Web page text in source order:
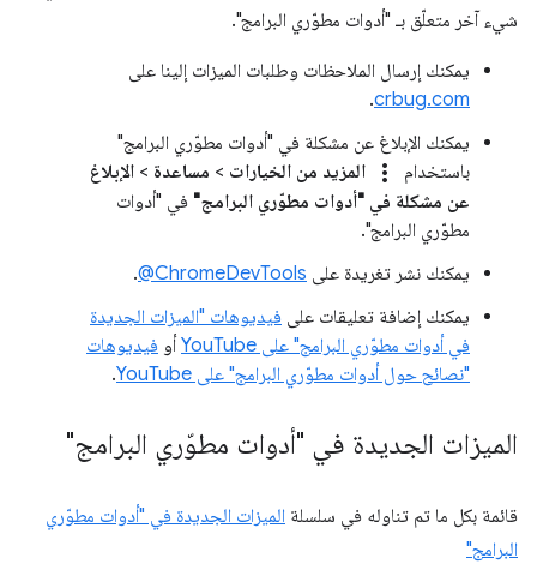
شيء آخر متعلّق بـ "أدوات مطوّري البرامج".
يمكنك إرسال الملاحظات وطلبات الميزات إلينا على
crbug.com
.
يمكنك الإبلاغ عن مشكلة في "أدوات مطوّري البرامج"
باستخدام
more_vert المزيد من الخيارات > مساعدة > الإبلاغ
عن مشكلة في "أدوات مطوّري البرامج" في "أدوات
مطوّري البرامج".
يمكنك نشر تغريدة على ‎@ChromeDevTools
.
يمكنك إضافة تعليقات على فيديوهات "الميزات الجديدة
في أدوات مطوّري البرامج" على YouTube
أو فيديوهات
"نصائح حول أدوات مطوّري البرامج" على YouTube
.
الميزات الجديدة في "أدوات مطوّري البرامج"
قائمة بكل ما تم تناوله في سلسلة الميزات الجديدة في "أدوات مطوّري
البرامج"